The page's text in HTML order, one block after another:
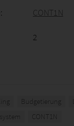
CONT1N
2
Budgetierung
CONT1N